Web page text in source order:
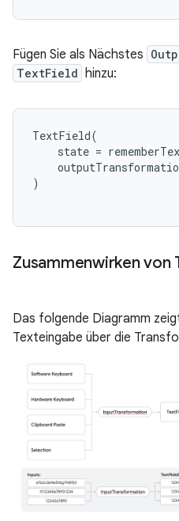
Fügen Sie als Nächstes
TextField hinzu:
TextField(
state =
)
Zusammenwirken
Das folgende Diagramm
Texteingabe über die